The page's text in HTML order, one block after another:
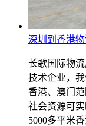
深圳到香港
长歌国际物
技术企业，
香港、澳门
社会资源可
5000多平米